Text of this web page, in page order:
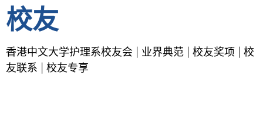
校友
香港中文大学护理系校友会 业界典范 校友奖项
校
友联系
校友专享